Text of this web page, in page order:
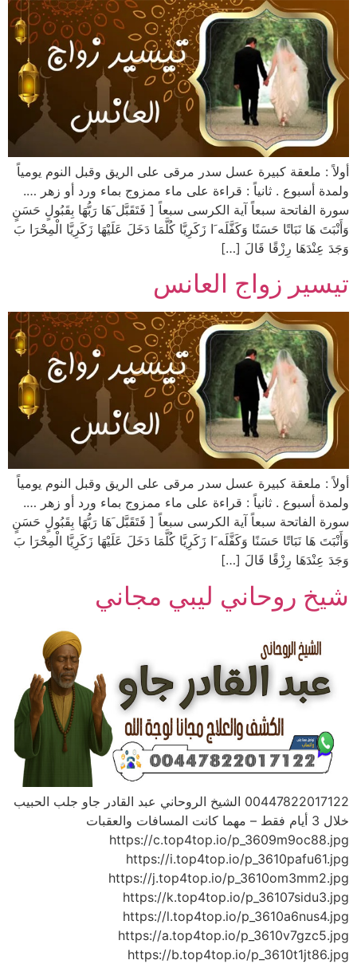
أولاً : ملعقة كبيرة عسل سدر مرقى على الريق وقبل النوم يومياً
ولمدة أسبوع . ثانياً : قراءة على ماء ممزوج بماء ورد أو زهر ….
سورة الفاتحة سبعاً آية الكرسى سبعاً [ فَتَقَبَّل َهَا رَبُّهَا بِقَبُولٍ حَسَنٍ
وَأَنْبَتَ هَا نَبَاتًا حَسَنًا وَكَفَّلَه َا زَكَرِيَّا كُلَّمَا دَخَلَ عَلَيْهَا زَكَرِيَّا الْمِحْرَا بَ
وَجَدَ عِنْدَهَا رِزْقًا قَالَ […]
تيسير زواج العانس
أولاً : ملعقة كبيرة عسل سدر مرقى على الريق وقبل النوم يومياً
ولمدة أسبوع . ثانياً : قراءة على ماء ممزوج بماء ورد أو زهر ….
سورة الفاتحة سبعاً آية الكرسى سبعاً [ فَتَقَبَّل َهَا رَبُّهَا بِقَبُولٍ حَسَنٍ
وَأَنْبَتَ هَا نَبَاتًا حَسَنًا وَكَفَّلَه َا زَكَرِيَّا كُلَّمَا دَخَلَ عَلَيْهَا زَكَرِيَّا الْمِحْرَا بَ
وَجَدَ عِنْدَهَا رِزْقًا قَالَ […]
شيخ روحاني ليبي مجاني
00447822017122 الشيخ الروحاني عبد القادر جاو جلب الحبيب
خلال 3 أيام فقط – مهما كانت المسافات والعقبات
https://c.top4top.io/p_3609m9oc88.jpg
https://i.top4top.io/p_3610pafu61.jpg
https://j.top4top.io/p_3610om3mm2.jpg
https://k.top4top.io/p_36107sidu3.jpg
https://l.top4top.io/p_3610a6nus4.jpg
https://a.top4top.io/p_3610v7gzc5.jpg
https://b.top4top.io/p_3610t1jt86.jpg